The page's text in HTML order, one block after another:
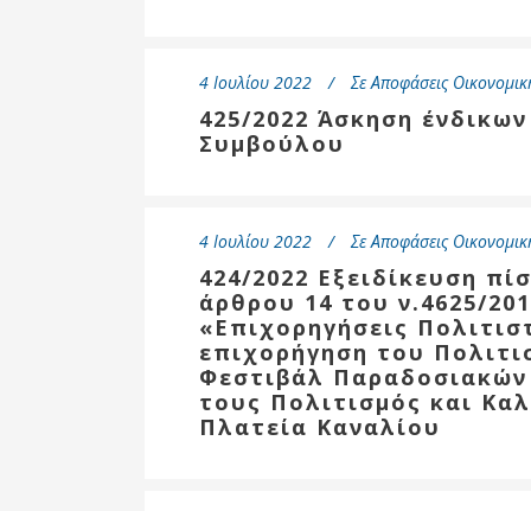
4 Ιουλίου 2022 Σε Αποφάσεις
425/2022 Άσκηση
Συμβούλου
4 Ιουλίου 2022 Σε Αποφάσεις
424/2022 Εξειδίκευση
άρθρου 14 του ν.4625/
«Επιχορηγήσεις
επιχορήγηση του
Φεστιβάλ
τους Πολιτισμός και
Πλατεία Καναλίου